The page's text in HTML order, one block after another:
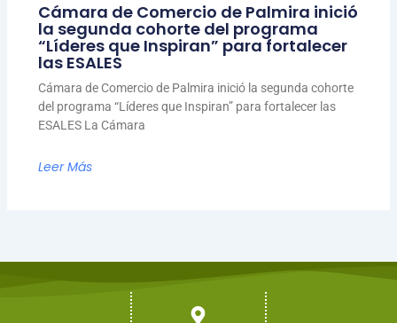
Cámara de Comercio de Palmira inició
la segunda cohorte del programa
“Líderes que Inspiran” para fortalecer
las ESALES
Cámara de Comercio de Palmira inició la segunda cohorte
del programa “Líderes que Inspiran” para fortalecer las
ESALES La Cámara
Leer Más